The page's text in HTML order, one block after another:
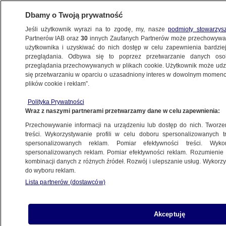
RZESZÓW
Owsiaka. Jest akt oskarżenia
26.02.2025, 11:51
Udostępnij
Dbamy o Twoją prywatność
Jeśli użytkownik wyrazi na to zgodę, my, naszepodmioty
Partnerów IAB oraz30 innych Zaufanych Partnerów może
użytkownika i uzyskiwać do nich dostęp w celu zapewnienia
przeglądania. Odbywa się to poprzez przetwarzanie danych
przeglądania przechowywanych w plikach cookie. Użytkownik może
się przetwarzaniu w oparciu o uzasadniony interes w dowolnym
plików cookie i reklam”.
Polityka Prywatności
Wraz z naszymi partnerami przetwarzamy dane w celu zapewnienia:
Przechowywanie informacji na urządzeniu lub dostęp do nich.
treści. Wykorzystywanie profili w celu doboru spersonalizowanych
spersonalizowanych reklam. Pomiar efektywności treści.
spersonalizowanych reklam. Pomiar efektywności reklam.
kombinacji danych z różnych źródeł. Rozwój i ulepszanie usług.
do wyboru reklam.
Lista partnerów (dostawców)
Akceptuję